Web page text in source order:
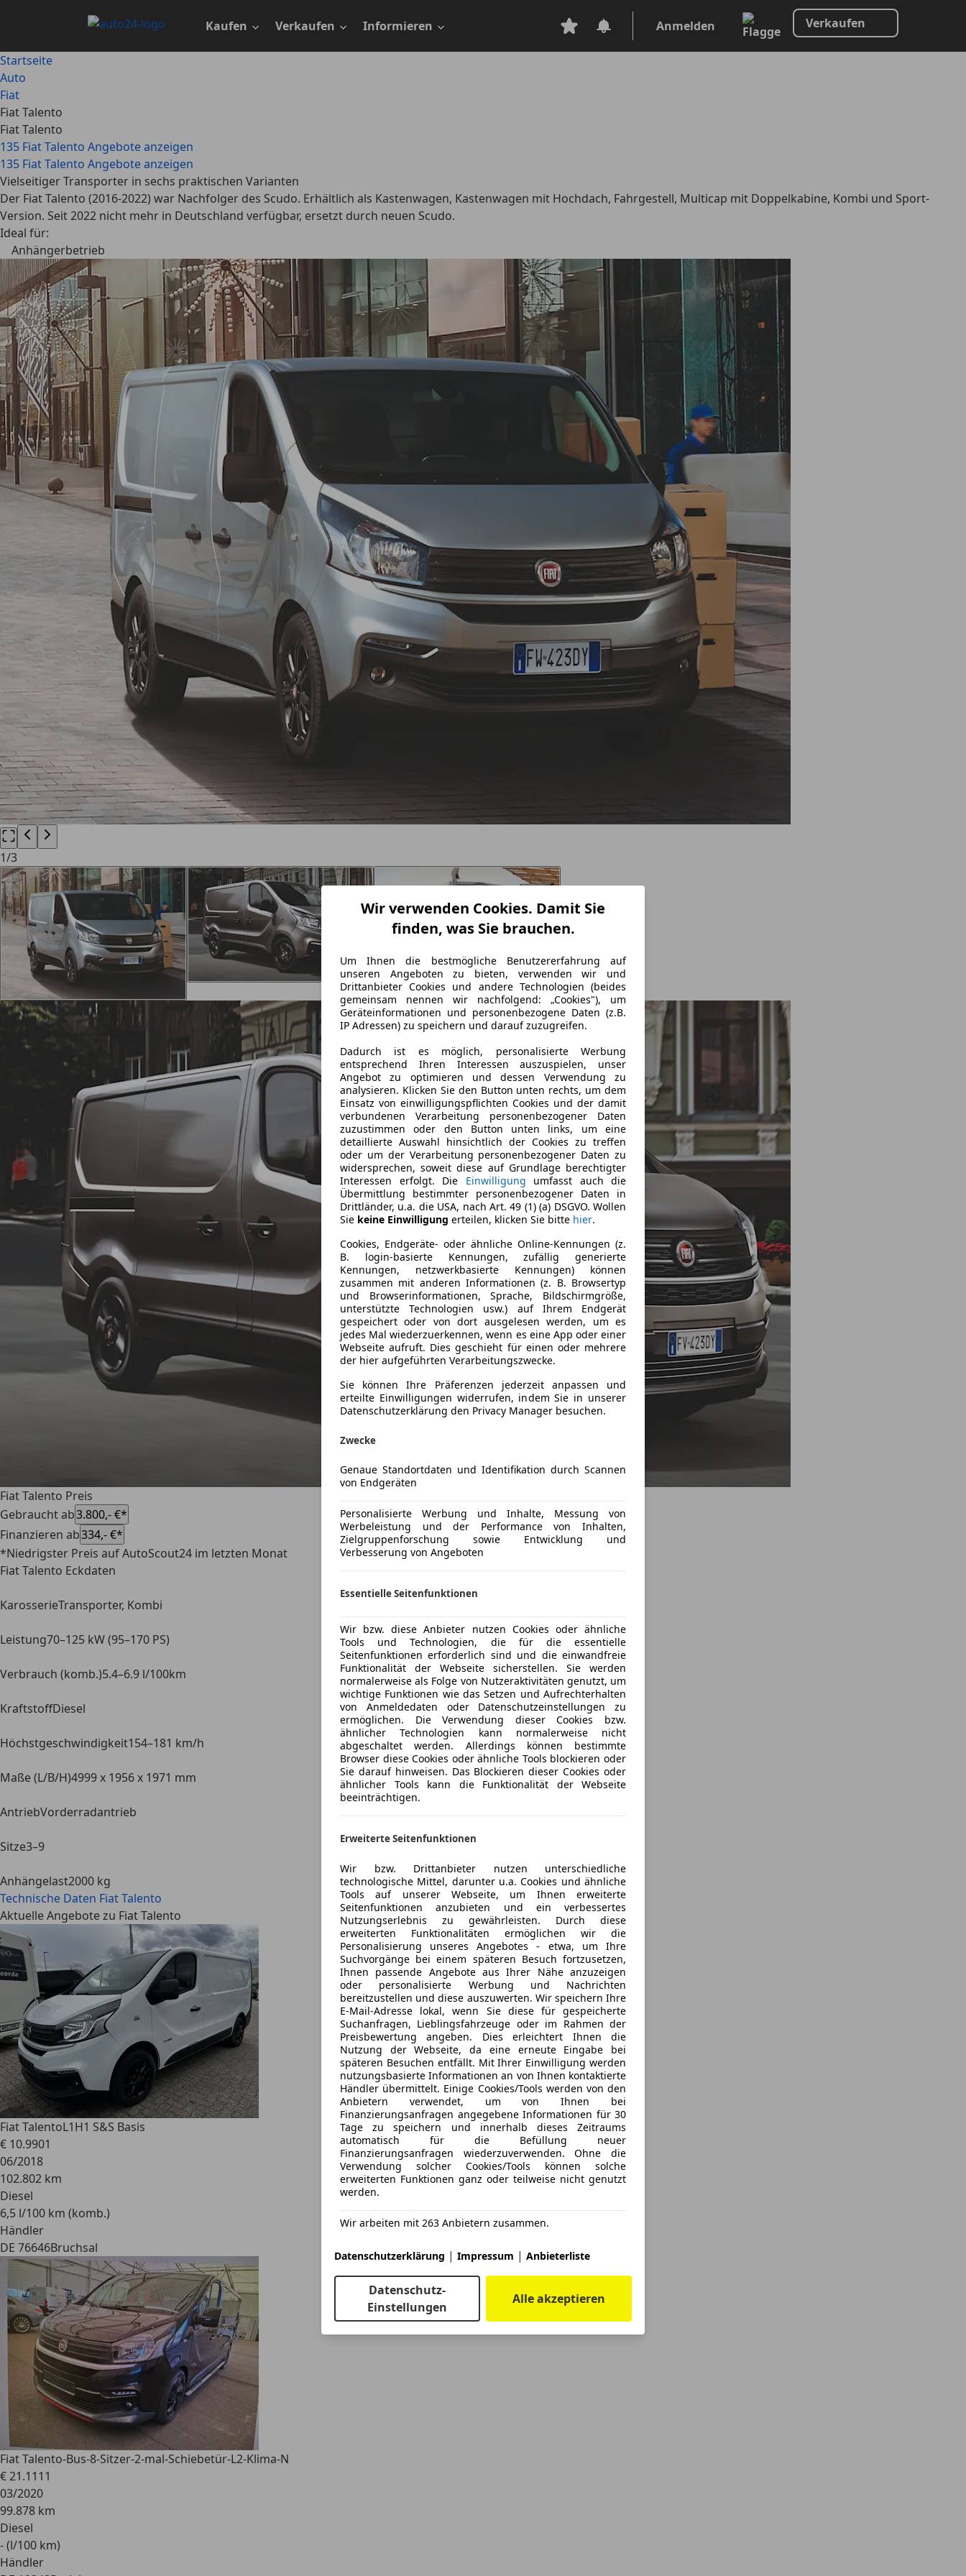
Kaufen Verkaufen Informieren Anmelden Verkaufen
Startseite
Auto
Fiat
Fiat Talento
Fiat Talento
135 Fiat Talento Angebote anzeigen
135 Fiat Talento Angebote anzeigen
Vielseitiger Transporter in sechs praktischen Varianten
Der Fiat Talento (2016-2022) war Nachfolger des Scudo. Erhältlich als Kastenwagen, Kastenwagen mit Hochdach, Fahrgestell, Multicap mit Doppelkabine, Kombi und Sport-
Version. Seit 2022 nicht mehr in Deutschland verfügbar, ersetzt durch neuen Scudo.
Ideal für:
Anhängerbetrieb
1/3
Fiat Talento Preis
Gebraucht ab3.800,- €*
Finanzieren ab334,- €*
*Niedrigster Preis auf AutoScout24 im letzten Monat
Fiat Talento Eckdaten
KarosserieTransporter, Kombi
Leistung70–125 kW (95–170 PS)
Verbrauch (komb.)5.4–6.9 l/100km
KraftstoffDiesel
Höchstgeschwindigkeit154–181 km/h
Maße (L/B/H)4999 x 1956 x 1971 mm
AntriebVorderradantrieb
Sitze3–9
Anhängelast2000 kg
Technische Daten Fiat Talento
Aktuelle Angebote zu Fiat Talento
Fiat TalentoL1H1 S&S Basis
€ 10.9901
06/2018
102.802 km
Diesel
6,5 l/100 km (komb.)
Händler
DE 76646Bruchsal
Fiat Talento-Bus-8-Sitzer-2-mal-Schiebetür-L2-Klima-N
€ 21.1111
03/2020
99.878 km
Diesel
- (l/100 km)
Händler
Wir verwenden Cookies. Damit Sie
finden, was Sie brauchen.
Um Ihnen die bestmögliche Benutzererfahrung auf
unseren Angeboten zu bieten, verwenden wir und
Drittanbieter Cookies und andere Technologien (beides
gemeinsam nennen wir nachfolgend: „Cookies"), um
Geräteinformationen und personenbezogene Daten (z.B.
IP Adressen) zu speichern und darauf zuzugreifen.
Dadurch ist es möglich, personalisierte Werbung
entsprechend Ihren Interessen auszuspielen, unser
Angebot zu optimieren und dessen Verwendung zu
analysieren. Klicken Sie den Button unten rechts, um dem
Einsatz von einwilligungspflichten Cookies und der damit
verbundenen Verarbeitung personenbezogener Daten
zuzustimmen oder den Button unten links, um eine
detaillierte Auswahl hinsichtlich der Cookies zu treffen
oder um der Verarbeitung personenbezogener Daten zu
widersprechen, soweit diese auf Grundlage berechtigter
Interessen erfolgt. Die Einwilligung umfasst auch die
Übermittlung bestimmter personenbezogener Daten in
Drittländer, u.a. die USA, nach Art. 49 (1) (a) DSGVO. Wollen
Sie keine Einwilligung erteilen, klicken Sie bitte hier.
Cookies, Endgeräte- oder ähnliche Online-Kennungen (z.
B. login-basierte Kennungen, zufällig generierte
Kennungen, netzwerkbasierte Kennungen) können
zusammen mit anderen Informationen (z. B. Browsertyp
und Browserinformationen, Sprache, Bildschirmgröße,
unterstützte Technologien usw.) auf Ihrem Endgerät
gespeichert oder von dort ausgelesen werden, um es
jedes Mal wiederzuerkennen, wenn es eine App oder einer
Webseite aufruft. Dies geschieht für einen oder mehrere
der hier aufgeführten Verarbeitungszwecke.
Sie können Ihre Präferenzen jederzeit anpassen und
erteilte Einwilligungen widerrufen, indem Sie in unserer
Datenschutzerklärung den Privacy Manager besuchen.
Zwecke
Genaue Standortdaten und Identifikation durch Scannen
von Endgeräten
Personalisierte Werbung und Inhalte, Messung von
Werbeleistung und der Performance von Inhalten,
Zielgruppenforschung sowie Entwicklung und
Verbesserung von Angeboten
Essentielle Seitenfunktionen
Wir bzw. diese Anbieter nutzen Cookies oder ähnliche
Tools und Technologien, die für die essentielle
Seitenfunktionen erforderlich sind und die einwandfreie
Funktionalität der Webseite sicherstellen. Sie werden
normalerweise als Folge von Nutzeraktivitäten genutzt, um
wichtige Funktionen wie das Setzen und Aufrechterhalten
von Anmeldedaten oder Datenschutzeinstellungen zu
ermöglichen. Die Verwendung dieser Cookies bzw.
ähnlicher Technologien kann normalerweise nicht
abgeschaltet werden. Allerdings können bestimmte
Browser diese Cookies oder ähnliche Tools blockieren oder
Sie darauf hinweisen. Das Blockieren dieser Cookies oder
ähnlicher Tools kann die Funktionalität der Webseite
beeinträchtigen.
Erweiterte Seitenfunktionen
Wir bzw. Drittanbieter nutzen unterschiedliche
technologische Mittel, darunter u.a. Cookies und ähnliche
Tools auf unserer Webseite, um Ihnen erweiterte
Seitenfunktionen anzubieten und ein verbessertes
Nutzungserlebnis zu gewährleisten. Durch diese
erweiterten Funktionalitäten ermöglichen wir die
Personalisierung unseres Angebotes - etwa, um Ihre
Suchvorgänge bei einem späteren Besuch fortzusetzen,
Ihnen passende Angebote aus Ihrer Nähe anzuzeigen
oder personalisierte Werbung und Nachrichten
bereitzustellen und diese auszuwerten. Wir speichern Ihre
E-Mail-Adresse lokal, wenn Sie diese für gespeicherte
Suchanfragen, Lieblingsfahrzeuge oder im Rahmen der
Preisbewertung angeben. Dies erleichtert Ihnen die
Nutzung der Webseite, da eine erneute Eingabe bei
späteren Besuchen entfällt. Mit Ihrer Einwilligung werden
nutzungsbasierte Informationen an von Ihnen kontaktierte
Händler übermittelt. Einige Cookies/Tools werden von den
Anbietern verwendet, um von Ihnen bei
Finanzierungsanfragen angegebene Informationen für 30
Tage zu speichern und innerhalb dieses Zeitraums
automatisch für die Befüllung neuer
Finanzierungsanfragen wiederzuverwenden. Ohne die
Verwendung solcher Cookies/Tools können solche
erweiterten Funktionen ganz oder teilweise nicht genutzt
werden.
Wir arbeiten mit 263 Anbietern zusammen.
Datenschutzerklärung | Impressum | Anbieterliste
Datenschutz-
Einstellungen
Alle akzeptieren